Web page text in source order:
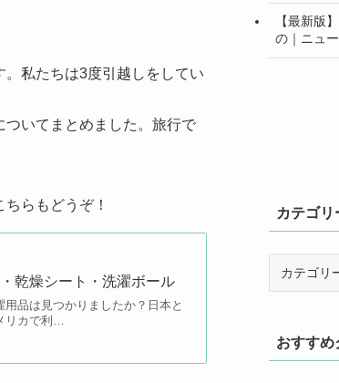
私たちは3度引越しをしてい
いてまとめました。旅行で
らもどうぞ！
乾燥シート・洗濯ボール
品は見つかりましたか？日本と
リカで利…
【最新版
の｜ニュ
カテゴ
ー
か
おすすめ